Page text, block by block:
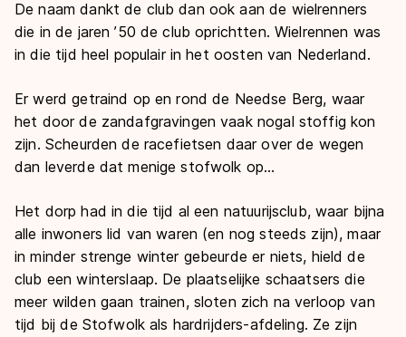
De naam dankt de club dan ook aan de wielrenners
die in de jaren ’50 de club oprichtten. Wielrennen was
in die tijd heel populair in het oosten van Nederland.
Er werd getraind op en rond de Needse Berg, waar
het door de zandafgravingen vaak nogal stoffig kon
zijn. Scheurden de racefietsen daar over de wegen
dan leverde dat menige stofwolk op...
Het dorp had in die tijd al een natuurijsclub, waar bijna
alle inwoners lid van waren (en nog steeds zijn), maar
in minder strenge winter gebeurde er niets, hield de
club een winterslaap. De plaatselijke schaatsers die
meer wilden gaan trainen, sloten zich na verloop van
tijd bij de Stofwolk als hardrijders-afdeling. Ze zijn